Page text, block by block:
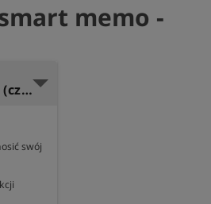
memo -
Instrukcja obsługi Smart Memo (czeski)
swój